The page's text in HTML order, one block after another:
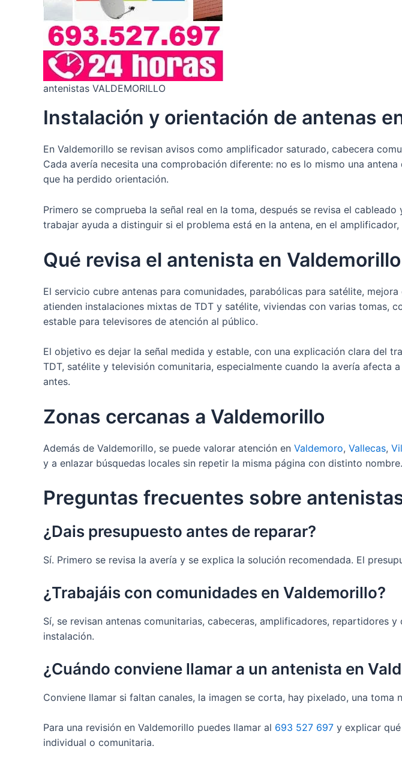
antenistas VALDEMORILLO
Instalación y orientación de antenas
En Valdemorillo se revisan avisos como amplificador saturado, cabecera
Cada avería necesita una comprobación diferente: no es lo mismo una
que ha perdido orientación.
Primero se comprueba la señal real en la toma, después se revisa el
trabajar ayuda a distinguir si el problema está en la antena, en el
Qué revisa el antenista en Valdemorillo
El servicio cubre antenas para comunidades, parabólicas para satélite,
atienden instalaciones mixtas de TDT y satélite, viviendas con varias tomas,
estable para televisores de atención al público.
El objetivo es dejar la señal medida y estable, con una explicación clara del
TDT, satélite y televisión comunitaria, especialmente cuando la avería
antes.
Zonas cercanas a Valdemorillo
Además de Valdemorillo, se puede valorar atención en Valdemoro, Vallecas,
y a enlazar búsquedas locales sin repetir la misma página con distinto nombre.
Preguntas frecuentes sobre
¿Dais presupuesto antes de reparar?
Sí. Primero se revisa la avería y se explica la solución recomendada. El
¿Trabajáis con comunidades en Valdemorillo?
Sí, se revisan antenas comunitarias, cabeceras, amplificadores,
instalación.
¿Cuándo conviene llamar a un antenista en
Conviene llamar si faltan canales, la imagen se corta, hay pixelado, una
Para una revisión en Valdemorillo puedes llamar al 693 527 697 y explicar
individual o comunitaria.